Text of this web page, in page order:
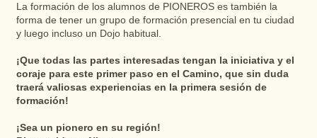
La formación de los alumnos de PIONEROS es también la
forma de tener un grupo de formación presencial en tu ciudad
y luego incluso un Dojo habitual.
¡Que todas las partes interesadas tengan la iniciativa y el
coraje para este primer paso en el Camino, que sin duda
traerá valiosas experiencias en la primera sesión de
formación!
¡Sea un pionero en su región!